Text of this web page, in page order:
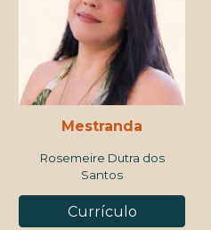
Mestrand a
Rosemeire Dutra dos
Santos
Currículo